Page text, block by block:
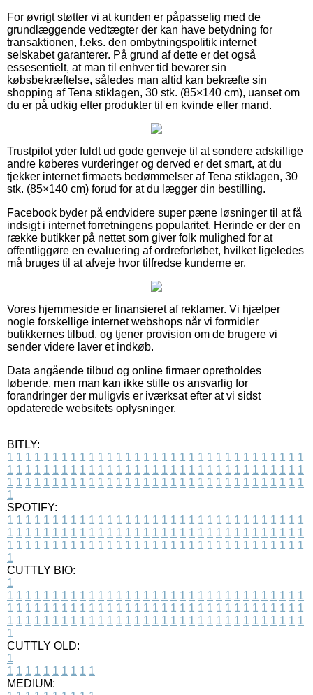
For øvrigt støtter vi at kunden er påpasselig med de
grundlæggende vedtægter der kan have betydning for
transaktionen, f.eks. den ombytningspolitik internet
selskabet garanterer. På grund af dette er det også
essesentielt, at man til enhver tid bevarer sin
købsbekræftelse, således man altid kan bekræfte sin
shopping af Tena stiklagen, 30 stk. (85×140 cm), uanset om
du er på udkig efter produkter til en kvinde eller mand.
Trustpilot yder fuldt ud gode genveje til at sondere adskillige
andre køberes vurderinger og derved er det smart, at du
tjekker internet firmaets bedømmelser af Tena stiklagen, 30
stk. (85×140 cm) forud for at du lægger din bestilling.
Facebook byder på endvidere super pæne løsninger til at få
indsigt i internet forretningens popularitet. Herinde er der en
række butikker på nettet som giver folk mulighed for at
offentliggøre en evaluering af ordreforløbet, hvilket ligeledes
må bruges til at afveje hvor tilfredse kunderne er.
Vores hjemmeside er finansieret af reklamer. Vi hjælper
nogle forskellige internet webshops når vi formidler
butikkernes tilbud, og tjener provision om de brugere vi
sender videre laver et indkøb.
Data angående tilbud og online firmaer opretholdes
løbende, men man kan ikke stille os ansvarlig for
forandringer der muligvis er iværksat efter at vi sidst
opdaterede websitets oplysninger.
BITLY:
1 1 1 1 1 1 1 1 1 1 1 1 1 1 1 1 1 1 1 1 1 1 1 1 1 1 1 1 1 1 1 1 1
1 1 1 1 1 1 1 1 1 1 1 1 1 1 1 1 1 1 1 1 1 1 1 1 1 1 1 1 1 1 1 1 1
1 1 1 1 1 1 1 1 1 1 1 1 1 1 1 1 1 1 1 1 1 1 1 1 1 1 1 1 1 1 1 1 1
1
SPOTIFY:
1 1 1 1 1 1 1 1 1 1 1 1 1 1 1 1 1 1 1 1 1 1 1 1 1 1 1 1 1 1 1 1 1
1 1 1 1 1 1 1 1 1 1 1 1 1 1 1 1 1 1 1 1 1 1 1 1 1 1 1 1 1 1 1 1 1
1 1 1 1 1 1 1 1 1 1 1 1 1 1 1 1 1 1 1 1 1 1 1 1 1 1 1 1 1 1 1 1 1
1
CUTTLY BIO:
1
1 1 1 1 1 1 1 1 1 1 1 1 1 1 1 1 1 1 1 1 1 1 1 1 1 1 1 1 1 1 1 1 1
1 1 1 1 1 1 1 1 1 1 1 1 1 1 1 1 1 1 1 1 1 1 1 1 1 1 1 1 1 1 1 1 1
1 1 1 1 1 1 1 1 1 1 1 1 1 1 1 1 1 1 1 1 1 1 1 1 1 1 1 1 1 1 1 1 1
1
CUTTLY OLD:
1
1 1 1 1 1 1 1 1 1 1
MEDIUM: